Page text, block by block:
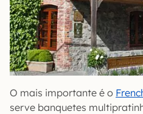
O mais importante é o
serve banquetes